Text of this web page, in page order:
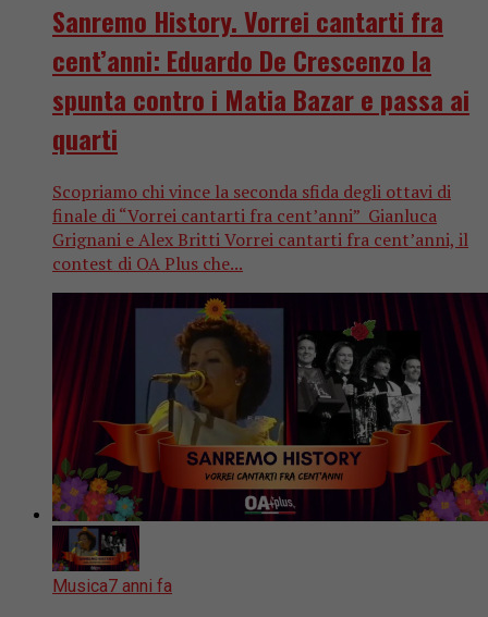
Sanremo History. Vorrei cantarti fra
cent’anni: Eduardo De Crescenzo la
spunta contro i Matia Bazar e passa ai
quarti
Scopriamo chi vince la seconda sfida degli ottavi di
finale di “Vorrei cantarti fra cent’anni” Gianluca
Grignani e Alex Britti Vorrei cantarti fra cent’anni, il
contest di OA Plus che...
Musica7 anni fa